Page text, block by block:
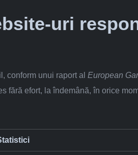
uri
conform unui raport al European
fără efort, la îndemână, în orice